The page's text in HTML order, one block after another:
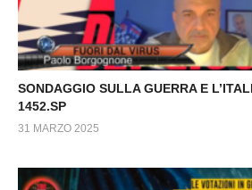
SONDAGGIO SULLA GUERRA E
1452.SP
31 MARZO 2025